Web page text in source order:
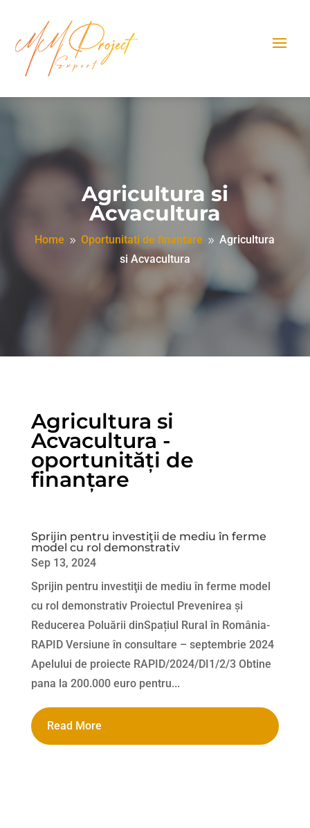
Agricultura si
Acvacultura
Home 9 Oportunitati de finantare 9 Agricultura
si Acvacultura
Agricultura si
Acvacultura -
oportunități de
finanțare
Sprijin pentru investiţii de mediu în ferme
model cu rol demonstrativ
Sep 13, 2024
Sprijin pentru investiţii de mediu în ferme model
cu rol demonstrativ Proiectul Prevenirea și
Reducerea Poluării dinSpațiul Rural în România-
RAPID Versiune în consultare – septembrie 2024
Apelului de proiecte RAPID/2024/DI1/2/3 Obtine
pana la 200.000 euro pentru...
Read More